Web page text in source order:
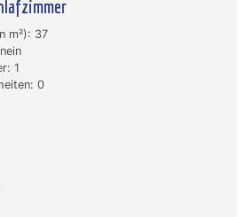
m²): 37
1
0